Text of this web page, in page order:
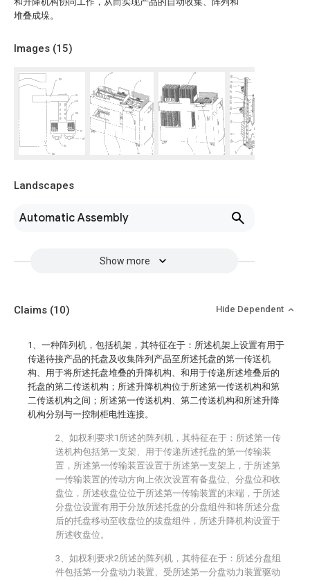
堆叠成垛。
Images (15)
Landscapes
Automatic Assembly
Show more
Claims (10) Hide Dependent
1、一种阵列机，包括机架，其特征在于：所述机架上设置有用于
传递待接产品的托盘及收集阵列产品至所述托盘的第一传送机
构、用于将所述托盘堆叠的升降机构、和用于传递所述堆叠后的
托盘的第二传送机构；所述升降机构位于所述第一传送机构和第
二传送机构之间；所述第一传送机构、第二传送机构和所述升降
机构分别与一控制柜电性连接。
2、如权利要求1所述的阵列机，其特征在于：所述第一传
送机构包括第一支架、用于传递所述托盘的第一传输装
置，所述第一传输装置设置于所述第一支架上，于所述第
一传输装置的传动方向上依次设置有备盘位、分盘位和收
盘位，所述收盘位位于所述第一传输装置的末端，于所述
分盘位设置有用于分放所述托盘的分盘组件和将所述分盘
后的托盘移动至收盘位的拔盘组件，所述升降机构设置于
所述收盘位。
3、如权利要求2所述的阵列机，其特征在于：所述分盘组
件包括第一分盘动力装置、受所述第一分盘动力装置驱动